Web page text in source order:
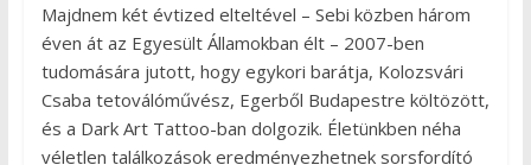
Majdnem két évtized elteltével – Sebi közben három
éven át az Egyesült Államokban élt – 2007-ben
tudomására jutott, hogy egykori barátja, Kolozsvári
Csaba tetoválóművész, Egerből Budapestre költözött,
és a Dark Art Tattoo-ban dolgozik. Életünkben néha
véletlen találkozások eredményezhetnek sorsfordító